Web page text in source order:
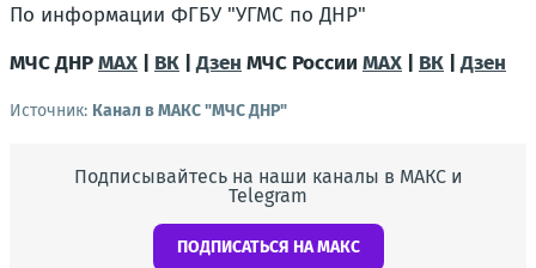
По информации ФГБУ "УГМС по ДНР"
МЧС ДНРMAX ВК |Дзен МЧС России MAX ВК |Дзен
Источник: Канал в МАКС "МЧС ДНР"
Подписывайтесь на наши каналы в МАКС и
Telegram
ПОДПИСАТЬСЯ НА МАКС